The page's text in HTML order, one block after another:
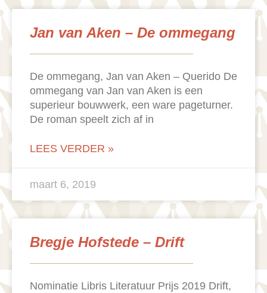
Jan van Aken – De ommegang
De ommegang, Jan van Aken – Querido De
ommegang van Jan van Aken is een
superieur bouwwerk, een ware pageturner.
De roman speelt zich af in
LEES VERDER »
maart 6, 2019
Bregje Hofstede – Drift
Nominatie Libris Literatuur Prijs 2019 Drift,